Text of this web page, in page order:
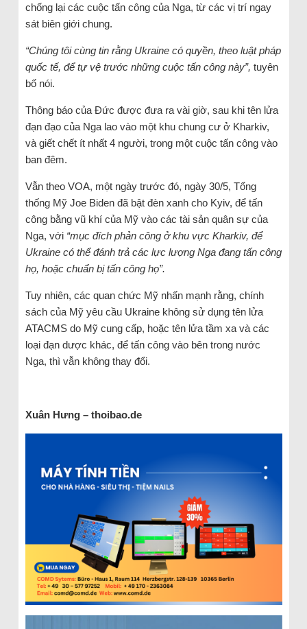
chống lại các cuộc tấn công của Nga, từ các vị trí ngay
sát biên giới chung.
“Chúng tôi cùng tin rằng Ukraine có quyền, theo luật pháp
quốc tế, để tự vệ trước những cuộc tấn công này”, tuyên
bố nói.
Thông báo của Đức được đưa ra vài giờ, sau khi tên lửa
đạn đạo của Nga lao vào một khu chung cư ở Kharkiv,
và giết chết ít nhất 4 người, trong một cuộc tấn công vào
ban đêm.
Vẫn theo VOA, một ngày trước đó, ngày 30/5, Tổng
thống Mỹ Joe Biden đã bật đèn xanh cho Kyiv, để tấn
công bằng vũ khí của Mỹ vào các tài sản quân sự của
Nga, với “mục đích phản công ở khu vực Kharkiv, để
Ukraine có thể đánh trả các lực lượng Nga đang tấn công
họ, hoặc chuẩn bị tấn công họ”.
Tuy nhiên, các quan chức Mỹ nhấn mạnh rằng, chính
sách của Mỹ yêu cầu Ukraine không sử dụng tên lửa
ATACMS do Mỹ cung cấp, hoặc tên lửa tầm xa và các
loại đạn dược khác, để tấn công vào bên trong nước
Nga, thì vẫn không thay đổi.
Xuân Hưng – thoibao.de